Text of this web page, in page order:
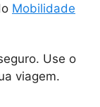
Mobilidade
Use o
viagem.